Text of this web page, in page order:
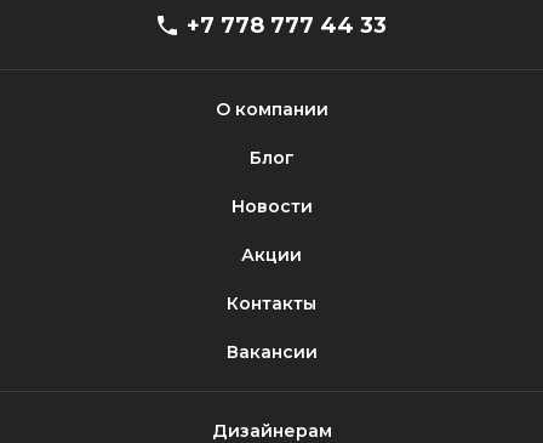
+7 778 777 44 33
О компании
Блог
Новости
Акции
Контакты
Вакансии
Дизайнерам